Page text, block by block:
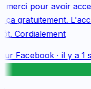
pour avoir
gratuitement.
Cordialement
Facebook· il y a 1